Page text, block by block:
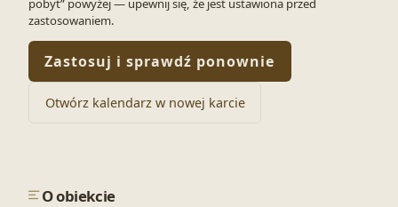
pobyt” powyżej — upewnij się, że jest ustawiona przed
zastosowaniem.
Zastosuj i sprawdź ponownie
Otwórz kalendarz w nowej karcie
O obiekcie